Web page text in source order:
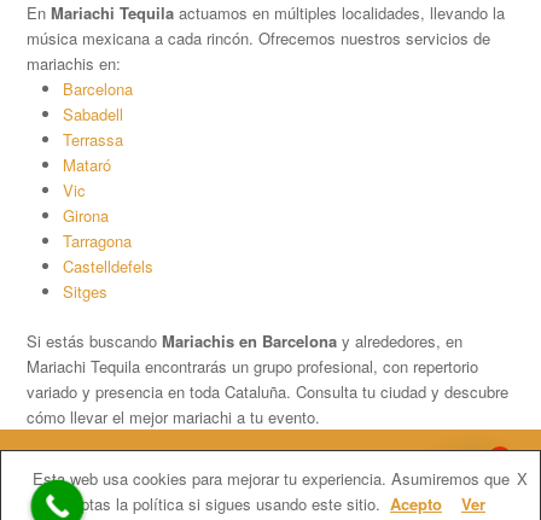
EnMariachi Tequila actuamos en múltiples localidades, llevando la
música mexicana a cada rincón. Ofrecemos nuestros servicios de
mariachis en:
Barcelona
Sabadell
Terrassa
Mataró
Vic
Girona
Tarragona
Castelldefels
Sitges
Si estás buscandoMariachis en Barcelona y alrededores, en
Mariachi Tequila encontrarás un grupo profesional, con repertorio
variado y presencia en toda Cataluña. Consulta tu ciudad y descubre
cómo llevar el mejor mariachi a tu evento.
Contratar Mariachis en Barcelona
Mariachis Barcelona precios
Esta web usa cookies para mejorar tu experiencia. Asumiremos que
aceptas la política si sigues usando este sitio.
X
Acepto
Ver